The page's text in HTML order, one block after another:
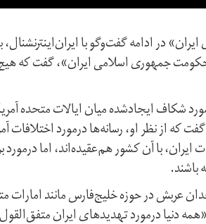
ایران» در ادامه گفت‌وگو با
جمهوری اسلامی ایران»، گفت که هیچ
شکاف ایجادشده میان ایالات متحده
که از نظر او، رسانه‌ها درمورد
ایران، با آن کشور هم‌عقیده‌اند، اما
عربش در حوزه خلیج‌فارس مانند
دنیا درمورد تهدیدهای ایران